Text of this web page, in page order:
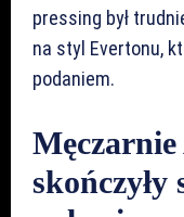
pressing był
na styl Evertonu,
podaniem.